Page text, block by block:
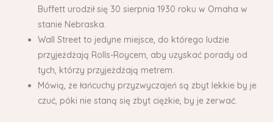
Buffett urodził się 30 sierpnia 1930 roku w Omaha w
stanie Nebraska.
Wall Street to jedyne miejsce, do którego ludzie
przyjeżdżają Rolls-Roycem, aby uzyskać porady od
tych, którzy przyjeżdżają metrem.
Mówią, że łańcuchy przyzwyczajeń są zbyt lekkie by je
czuć, póki nie staną się zbyt ciężkie, by je zerwać.